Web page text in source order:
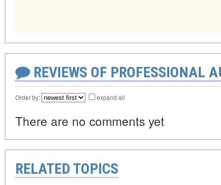
REVIEWS OF PROFESSIONAL
Order by: expand all
There are no comments yet
RELATED TOPICS